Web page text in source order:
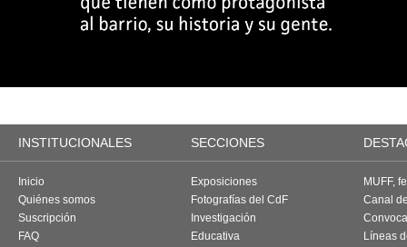
INSTITUCIONALES SECCIONES
Inicio
Quiénes somos
Suscripción
FAQ
Exposiciones
Fotografías del CdF
Investigación
Educativa
MUFF,
Canal
Líneas